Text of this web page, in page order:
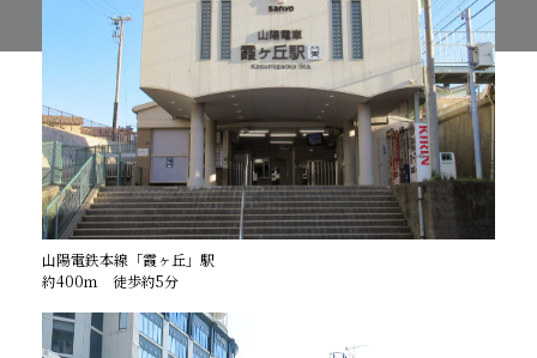
山陽電鉄本線「霞ヶ丘」駅
約400ｍ 徒歩約5分